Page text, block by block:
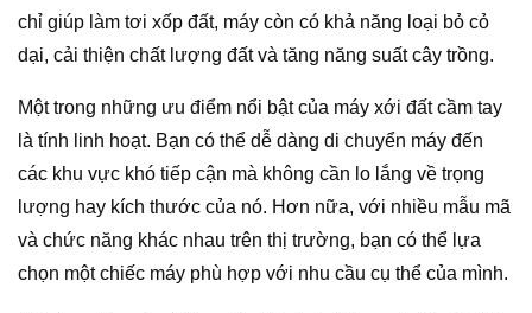
chỉ giúp làm tơi xốp đất, máy còn có khả năng loại bỏ cỏ
dại, cải thiện chất lượng đất và tăng năng suất cây trồng.
Một trong những ưu điểm nổi bật của máy xới đất cầm tay
là tính linh hoạt. Bạn có thể dễ dàng di chuyển máy đến
các khu vực khó tiếp cận mà không cần lo lắng về trọng
lượng hay kích thước của nó. Hơn nữa, với nhiều mẫu mã
và chức năng khác nhau trên thị trường, bạn có thể lựa
chọn một chiếc máy phù hợp với nhu cầu cụ thể của mình.